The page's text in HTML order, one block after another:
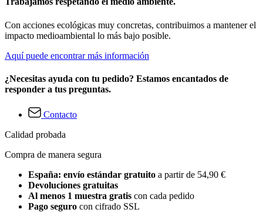
Con acciones ecológicas muy concretas, contribuimos a mantener el
impacto medioambiental lo más bajo posible.
Aquí puede encontrar más información
¿Necesitas ayuda con tu pedido? Estamos encantados de
responder a tus preguntas.
Contacto
Calidad probada
Compra de manera segura
España: envío estándar gratuito a partir de 54,90 €
Devoluciones gratuitas
Al menos 1 muestra gratis con cada pedido
Pago seguro con cifrado SSL